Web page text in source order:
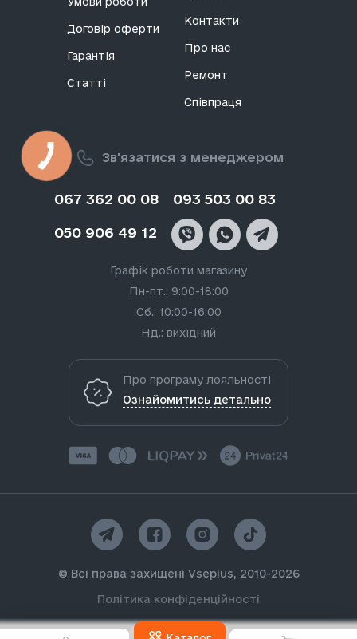
Зв'язатися з менеджером
067 362 00 08 093 503 00 83
050 906 49 12
Графік роботи магазину
Пн-пт.: 9:00-18:00
Сб.: 10:00-16:00
Нд.: вихідний
Договір оферти
Гарантія
Статті
Контакти
Про нас
Ремонт
Співпраця
Про програму лояльності
Ознайомитись детально
© Всі права захищені Vseplus, 2010-2026
Політика конфіденційності